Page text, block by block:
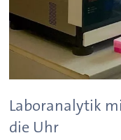
Laboranalytik
die Uhr